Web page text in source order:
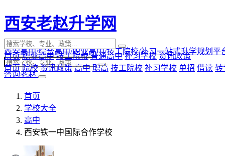
西安老赵升学网
西安高中/综合高中/职业高中/技工院校/补习一站式升学规划平
咨询老赵
首页 职业高中 技工院校 普通高中 补习学校 资讯政策
首页 院校 资讯政策 高中 职高 技工院校 补习学校 单招 借读 转
首页
学校大全
高中
西安铁一中国际合作学校